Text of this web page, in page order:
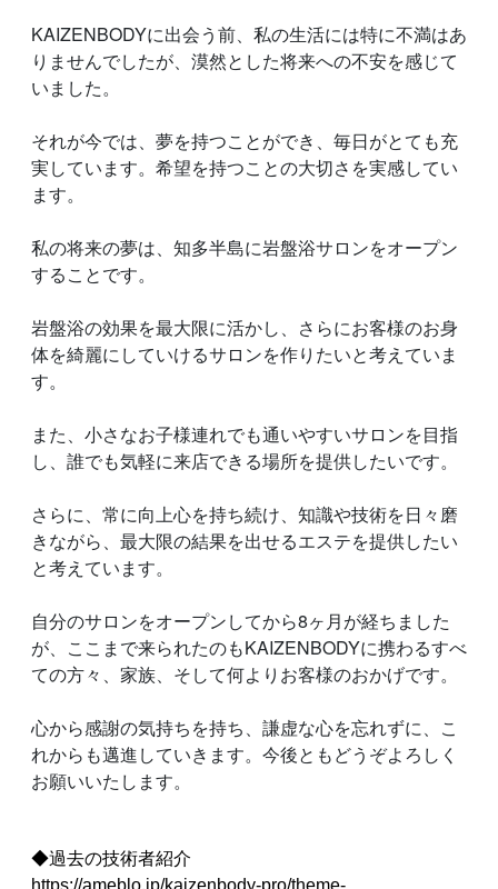
KAIZENBODYに出会う前、私の生活には特に不満はあ
りませんでしたが、漠然とした将来への不安を感じて
いました。
それが今では、夢を持つことができ、毎日がとても充
実しています。希望を持つことの大切さを実感してい
ます。
私の将来の夢は、知多半島に岩盤浴サロンをオープン
することです。
岩盤浴の効果を最大限に活かし、さらにお客様のお身
体を綺麗にしていけるサロンを作りたいと考えていま
す。
また、小さなお子様連れでも通いやすいサロンを目指
し、誰でも気軽に来店できる場所を提供したいです。
さらに、常に向上心を持ち続け、知識や技術を日々磨
きながら、最大限の結果を出せるエステを提供したい
と考えています。
自分のサロンをオープンしてから8ヶ月が経ちました
が、ここまで来られたのもKAIZENBODYに携わるすべ
ての方々、家族、そして何よりお客様のおかげです。
心から感謝の気持ちを持ち、謙虚な心を忘れずに、こ
れからも邁進していきます。今後ともどうぞよろしく
お願いいたします。
◆過去の技術者紹介
https://ameblo.jp/kaizenbody-pro/theme-